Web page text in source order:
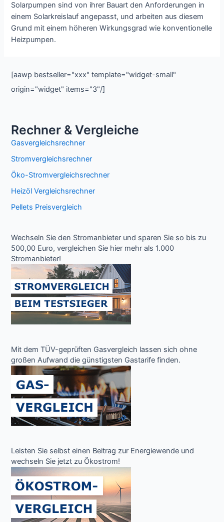
Solarpumpen sind von ihrer Bauart den Anforderungen in
einem Solarkreislauf angepasst, und arbeiten aus diesem
Grund mit einem höheren Wirkungsgrad wie konventionelle
Heizpumpen.
[aawp bestseller="xxx" template="widget-small"
origin="widget" items="3"/]
Rechner & Vergleiche
Gasvergleichsrechner
Stromvergleichsrechner
Öko-Stromvergleichsrechner
Heizöl Vergleichsrechner
Pellets Preisvergleich
Wechseln Sie den Stromanbieter und sparen Sie so bis zu
500,00 Euro, vergleichen Sie hier mehr als 1.000
Stromanbieter!
Mit dem TÜV-geprüften Gasvergleich lassen sich ohne
großen Aufwand die günstigsten Gastarife finden.
Leisten Sie selbst einen Beitrag zur Energiewende und
wechseln Sie jetzt zu Ökostrom!